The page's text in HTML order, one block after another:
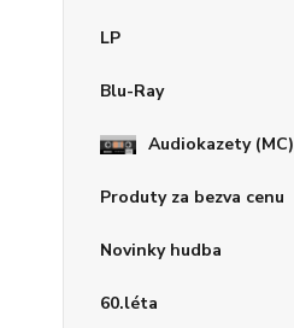
LP
Blu-Ray
Audiokazety (MC)
Produty za bezva cenu
Novinky hudba
60.léta